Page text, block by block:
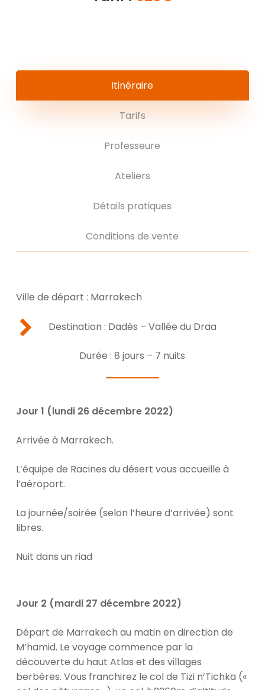
Itinéraire
Tarifs
Professeure
Ateliers
Détails pratiques
Conditions de vente
Ville de départ : Marrakech
Destination : Dadès – Vallée du Draa
Durée : 8 jours – 7 nuits
Jour 1 (lundi 26 décembre 2022)
Arrivée à Marrakech.
L’équipe de Racines du désert vous accueille à
l’aéroport.
La journée/soirée (selon l’heure d’arrivée) sont
libres.
Nuit dans un riad
Jour 2 (mardi 27 décembre 2022)
Départ de Marrakech au matin en direction de
M’hamid. Le voyage commence par la
découverte du haut Atlas et des villages
berbères. Vous franchirez le col de Tizi n’Tichka («